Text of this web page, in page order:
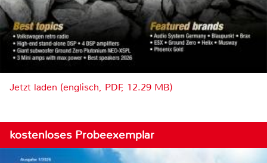
Jetzt laden (englisch, PDF, 12.29 MB)
kostenloses Probeexemplar